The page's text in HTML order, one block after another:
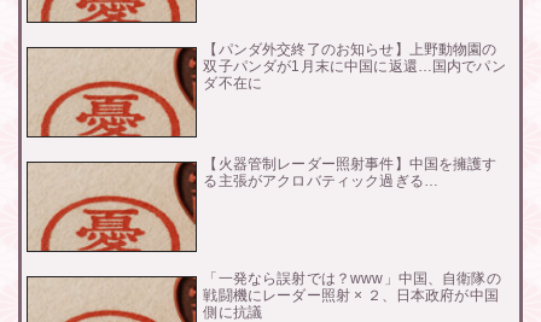
【パンダ外交終了のお知らせ】上野動物園の
双子パンダが1月末に中国に返還…国内でパン
ダ不在に
【火器管制レーダー照射事件】中国を擁護す
る主張がアクロバティック過ぎる…
「一発なら誤射では？www」中国、自衛隊の
戦闘機にレーダー照射 × ２、日本政府が中国
側に抗議